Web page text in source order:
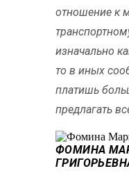
отношение к
изначально
то в иных
платишь
предлагать
ФОМИНА